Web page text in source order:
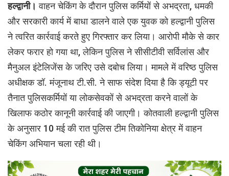
हल्द्वानी। वाहन चेकिंग के दौरान पुलिस कर्मियों से अभद्रता, धमकी
और सरकारी कार्य में बाधा डालने वाले एक युवक को हल्द्वानी पुलिस
ने त्वरित कार्रवाई करते हुए गिरफ्तार कर लिया। आरोपी मौके से कार
लेकर फरार हो गया था, लेकिन पुलिस ने सीसीटीवी सर्विलांस और
मैनुअल इंटेलिजेंस के जरिए उसे दबोच लिया। मामले में वरिष्ठ पुलिस
अधीक्षक डॉ. मंजूनाथ टी.सी. ने साफ संदेश दिया है कि ड्यूटी पर
तैनात पुलिसकर्मियों या लोकसेवकों से अभद्रता करने वालों के
खिलाफ कठोर कानूनी कार्रवाई की जाएगी। कोतवाली हल्द्वानी पुलिस
के अनुसार 10 मई की रात पुलिस टीम तिकोनिया क्षेत्र में वाहन
चेकिंग अभियान चला रही थी।